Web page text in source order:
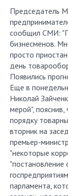
Председатель
сообщил СМИ:
бизнесменов.
просто
день
Появились
Еще в
Николай
мерой",
порядку
вторник на
премьер-
"некоторые
"постановление
парламента,